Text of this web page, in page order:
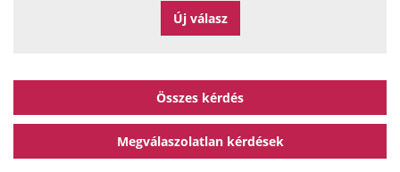
Összes kérdés
Megválaszolatlan kérdések